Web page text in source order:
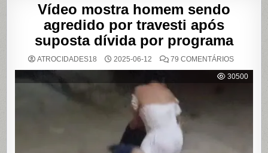
Vídeo mostra homem sendo
agredido por travesti após
suposta dívida por programa
ATROCIDADES18 2025-06-12 79 COMENTÁRIOSEM
MOSTRA
HOMEM
30500